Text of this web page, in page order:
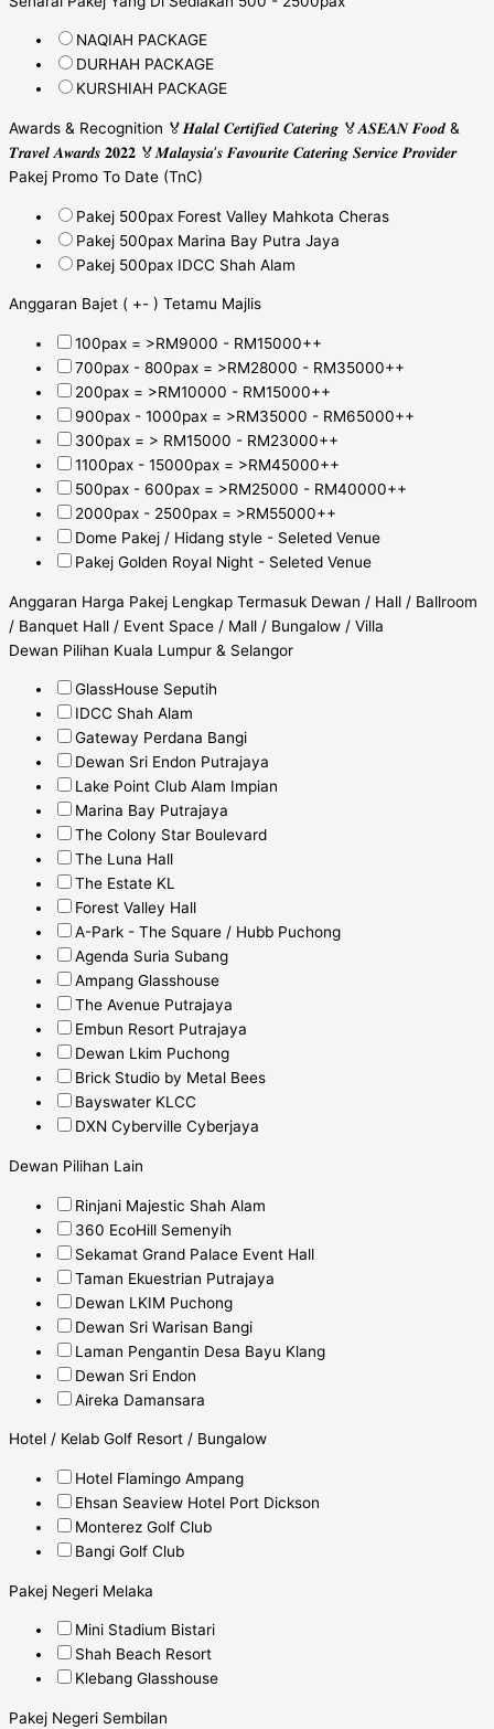
NAQIAH PACKAGE
DURHAH PACKAGE
KURSHIAH PACKAGE
Awards & Recognition 🏅𝑯𝒂𝒍𝒂𝒍 𝑪𝒆𝒓𝒕𝒊𝒇𝒊𝒆𝒅 𝑪𝒂𝒕𝒆𝒓𝒊𝒏𝒈 🏅𝑨𝑺𝑬𝑨𝑵 𝑭𝒐𝒐𝒅 &
𝑻𝒓𝒂𝒗𝒆𝒍 𝑨𝒘𝒂𝒓𝒅𝒔 𝟐𝟎𝟐𝟐 🏅𝑴𝒂𝒍𝒂𝒚𝒔𝒊𝒂’𝒔 𝑭𝒂𝒗𝒐𝒖𝒓𝒊𝒕𝒆 𝑪𝒂𝒕𝒆𝒓𝒊𝒏𝒈 𝑺𝒆𝒓𝒗𝒊𝒄𝒆 𝑷𝒓𝒐𝒗𝒊𝒅𝒆𝒓
Pakej Promo To Date (TnC)
Pakej 500pax Forest Valley Mahkota Cheras
Pakej 500pax Marina Bay Putra Jaya
Pakej 500pax IDCC Shah Alam
Anggaran Bajet ( +- ) Tetamu Majlis
100pax = >RM9000 - RM15000++
700pax - 800pax = >RM28000 - RM35000++
200pax = >RM10000 - RM15000++
900pax - 1000pax = >RM35000 - RM65000++
300pax = > RM15000 - RM23000++
1100pax - 15000pax = >RM45000++
500pax - 600pax = >RM25000 - RM40000++
2000pax - 2500pax = >RM55000++
Dome Pakej / Hidang style - Seleted Venue
Pakej Golden Royal Night - Seleted Venue
Anggaran Harga Pakej Lengkap Termasuk Dewan / Hall / Ballroom
/ Banquet Hall / Event Space / Mall / Bungalow / Villa
Dewan Pilihan Kuala Lumpur & Selangor
GlassHouse Seputih
IDCC Shah Alam
Gateway Perdana Bangi
Dewan Sri Endon Putrajaya
Lake Point Club Alam Impian
Marina Bay Putrajaya
The Colony Star Boulevard
The Luna Hall
The Estate KL
Forest Valley Hall
A-Park - The Square / Hubb Puchong
Agenda Suria Subang
Ampang Glasshouse
The Avenue Putrajaya
Embun Resort Putrajaya
Dewan Lkim Puchong
Brick Studio by Metal Bees
Bayswater KLCC
DXN Cyberville Cyberjaya
Dewan Pilihan Lain
Rinjani Majestic Shah Alam
360 EcoHill Semenyih
Sekamat Grand Palace Event Hall
Taman Ekuestrian Putrajaya
Dewan LKIM Puchong
Dewan Sri Warisan Bangi
Laman Pengantin Desa Bayu Klang
Dewan Sri Endon
Aireka Damansara
Hotel / Kelab Golf Resort / Bungalow
Hotel Flamingo Ampang
Ehsan Seaview Hotel Port Dickson
Monterez Golf Club
Bangi Golf Club
Pakej Negeri Melaka
Mini Stadium Bistari
Shah Beach Resort
Klebang Glasshouse
Pakej Negeri Sembilan